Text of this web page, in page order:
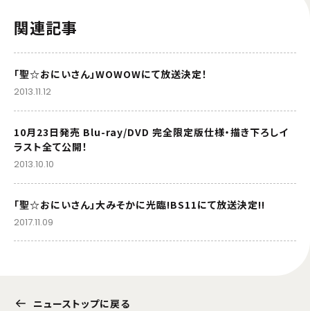
関連記事
「聖☆おにいさん」WOWOWにて放送決定！
2013.11.12
10月23日発売 Blu-ray/DVD 完全限定版仕様・描き下ろしイ
ラスト全て公開！
2013.10.10
「聖☆おにいさん」大みそかに光臨!BS11にて放送決定!!
2017.11.09
ニューストップに戻る